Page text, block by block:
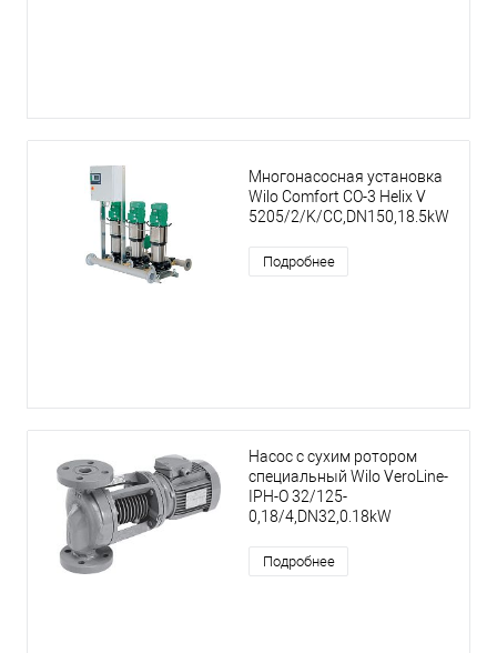
Многонасосная установка
Wilo Comfort CO-3 Helix V
5205/2/K/CC,DN150,18.5kW
Подробнее
Насос с сухим ротором
специальный Wilo VeroLine-
IPH-O 32/125-
0,18/4,DN32,0.18kW
Подробнее